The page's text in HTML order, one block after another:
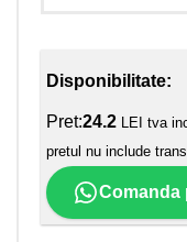
Disponibilitate:
Pret:24.2 LEI tva
pretul nu include
Comanda